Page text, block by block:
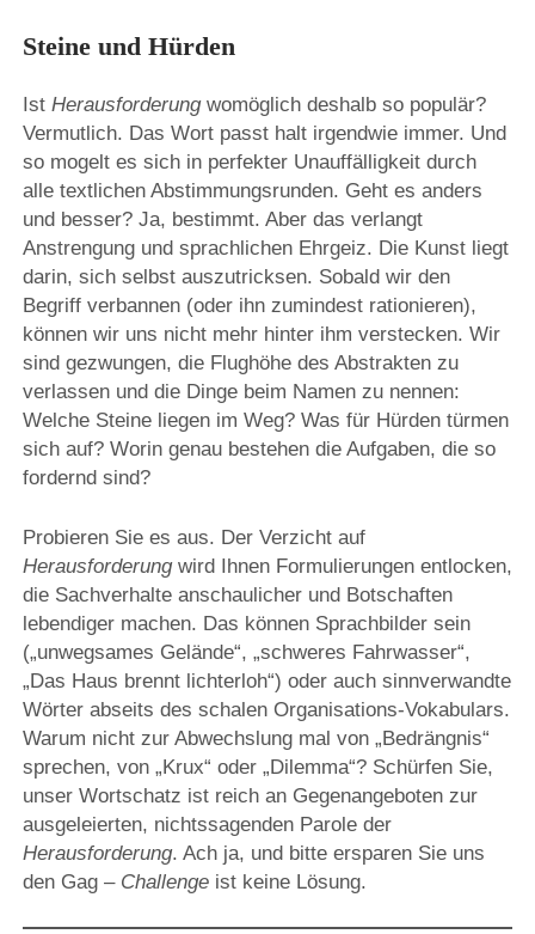
Steine und Hürden
Ist Herausforderungwomöglich deshalb so populär?
Vermutlich. Das Wort passt halt irgendwie immer. Und
so mogelt es sich in perfekter Unauffälligkeit durch
alle textlichen Abstimmungsrunden. Geht es anders
und besser? Ja, bestimmt. Aber das verlangt
Anstrengung und sprachlichen Ehrgeiz. Die Kunst liegt
darin, sich selbst auszutricksen. Sobald wir den
Begriff verbannen (oder ihn zumindest rationieren),
können wir uns nicht mehr hinter ihm verstecken. Wir
sind gezwungen, die Flughöhe des Abstrakten zu
verlassen und die Dinge beim Namen zu nennen:
Welche Steine liegen im Weg? Was für Hürden türmen
sich auf? Worin genau bestehen die Aufgaben, die so
fordernd sind?
Probieren Sie es aus. Der Verzicht auf
Herausforderungwird Ihnen Formulierungen entlocken,
die Sachverhalte anschaulicher und Botschaften
lebendiger machen. Das können Sprachbilder sein
(„unwegsames Gelände“, „schweres Fahrwasser“,
„Das Haus brennt lichterloh“) oder auch sinnverwandte
Wörter abseits des schalen Organisations-Vokabulars.
Warum nicht zur Abwechslung mal von „Bedrängnis“
sprechen, von „Krux“ oder „Dilemma“? Schürfen Sie,
unser Wortschatz ist reich an Gegenangeboten zur
ausgeleierten, nichtssagenden Parole der
Herausforderung. Ach ja, und bitte ersparen Sie uns
den Gag – Challengeist keine Lösung.